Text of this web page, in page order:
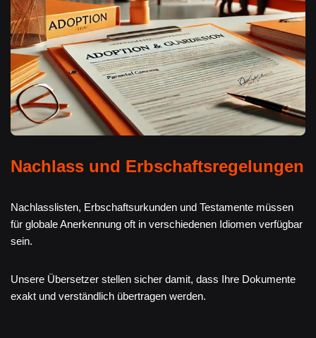
Nachlass und Erbschaftsregelungen
Nachlasslisten, Erbschaftsurkunden und Testamente müssen
für globale Anerkennung oft in verschiedenen Idiomen verfügbar
sein.
Unsere Übersetzer stellen sicher damit, dass Ihre Dokumente
exakt und verständlich übertragen werden.